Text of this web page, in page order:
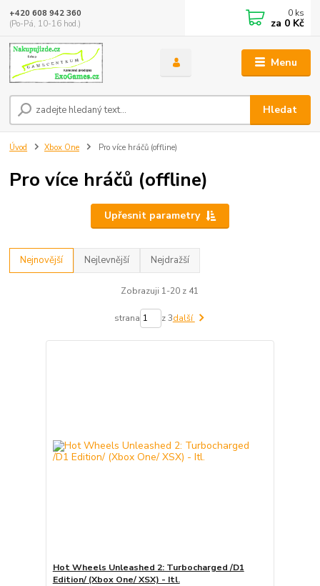
Menu
Hledat
+420 608 942 360
(Po-Pá, 10-16 hod.)
0 ks
za 0 Kč
Úvod Xbox One Pro více hráčů (offline)
Pro více hráčů (offline)
Upřesnit parametry
Nejnovější Nejlevnější Nejdražší
Zobrazuji 1-20 z 41
strana z 3další
Hot Wheels Unleashed 2: Turbocharged /D1
Edition/ (Xbox One/ XSX) - Itl.